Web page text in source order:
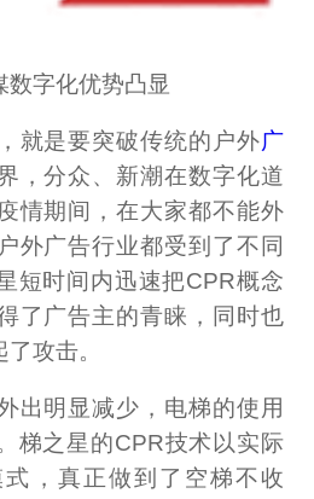
数字化优势凸显
就是要突破传统的户外广
，分众、新潮在数字化道
情期间，在大家都不能外
外广告行业都受到了不同
短时间内迅速把CPR概念
了广告主的青睐，同时也
攻击。
出明显减少，电梯的使用
梯之星的CPR技术以实际
，真正做到了空梯不收